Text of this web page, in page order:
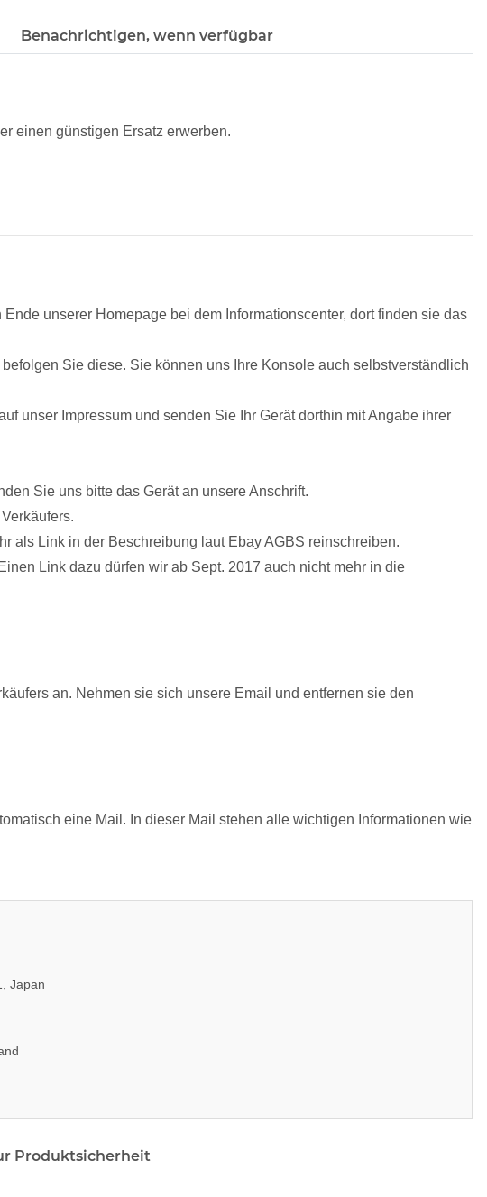
Benachrichtigen, wenn verfügbar
einen günstigen Ersatz erwerben.
unserer Homepage bei dem Informationscenter, dort finden sie das
Sie diese. Sie können uns Ihre Konsole auch selbstverständlich
unser Impressum und senden Sie Ihr Gerät dorthin mit Angabe ihrer
Sie uns bitte das Gerät an unsere Anschrift.
als Link in der Beschreibung laut Ebay AGBS reinschreiben.
Link dazu dürfen wir ab Sept. 2017 auch nicht mehr in die
an. Nehmen sie sich unsere Email und entfernen sie den
eine Mail. In dieser Mail stehen alle wichtigen Informationen wie
Japan
Produktsicherheit